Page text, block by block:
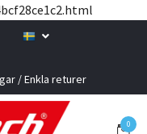
/ Enkla returer
0